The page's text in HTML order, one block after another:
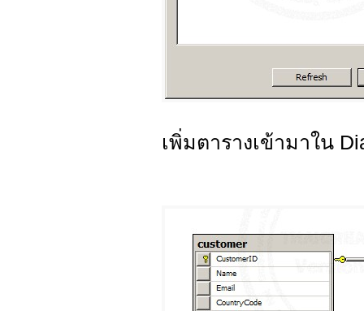
เพิ่มตารางเข้ามาใน